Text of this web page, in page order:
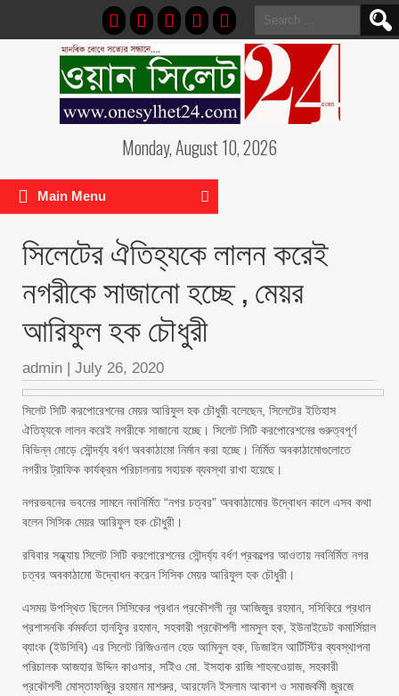
Search
for:
Monday, August 10, 2026
Main Menu
সিলেটের ঐতিহ্যকে লালন করেই
নগরীকে সাজানো হচ্ছে , মেয়র
আরিফুল হক চৌধুরী
admin | July 26, 2020
সিলেট সিটি করপোরেশনের মেয়র আরিফুল হক চৌধুরী বলেছেন, সিলেটের ইতিহাস
ঐতিহ্যকে লালন করেই নগরীকে সাজানো হচ্ছে। সিলেট সিটি করপোরেশনের গুরুত্বপূর্ণ
বিভিন্ন মোড়ে সৌন্দর্য্য বর্ধণ অবকাঠামো নির্মান করা হচ্ছে। নির্মিত অবকাঠামোগুলোতে
নগরীর ট্রাফিক কার্যক্রম পরিচালনায় সহায়ক ব্যবস্থা রাখা হয়েছে।
নগরভবনের ভবনের সামনে নবনির্মিত “নগর চত্বর” অবকাঠামোর উদ্বোধন কালে এসব কথা
বলেন সিসিক মেয়র আরিফুল হক চৌধুরী।
রবিবার সন্ধ্যায় সিলেট সিটি করপোরেশনের সৌন্দর্য্য বর্ধণ প্রকল্পের আওতায় নবনির্মিত নগর
চত্বর অবকাঠামো উদ্বোধন করেন সিসিক মেয়র আরিফুল হক চৌধুরী।
এসময় উপস্থিত ছিলেন সিসিকের প্রধান প্রকৌশলী নূর আজিজুর রহমান, সসিকিরে প্রধান
প্রশাসনকি র্কমর্কতা হানফিুর রহমান, সহকারী প্রকৌশলী শামসুল হক, ইউনাইডেট কমার্সিয়াল
ব্যাংক (ইউসিবি) এর সিলেট রিজিওনাল হেড আমিনুল হক, ডিজাইন আর্টিস্টির ব্যবস্থাপনা
পরিচালক আজহার উদ্দিন কাওসার, সইিও মো. ইসহাক রাজি শাহনওেয়াজ, সহকারী
প্রকৌশলী মোস্তাফজিুর রহমান মাশরুর, আরফেনি ইসলাম আকাশ ও সমাজর্কমী জুরজে